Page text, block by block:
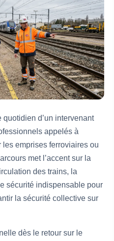
d’un intervenant
appelés à
emprises ferroviaires ou
met l’accent sur la
des trains, la
sécurité indispensable pour
la sécurité collective sur
dès le retour sur le